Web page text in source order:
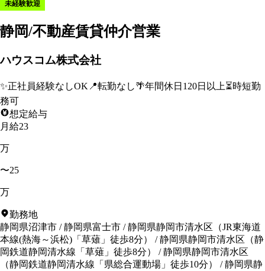
未経験歓迎
静岡/不動産賃貸仲介営業
ハウスコム株式会社
✨正社員経験なしOK 📍転勤なし🌴年間休日120日以上 ⏳時短勤
務可
想定給与
月給23
万
〜25
万
勤務地
静岡県沼津市 /静岡県富士市 /静岡県静岡市清水区 （JR東海道
本線(熱海～浜松)「草薙」徒歩8分） /静岡県静岡市清水区 （静
岡鉄道静岡清水線「草薙」徒歩8分） /静岡県静岡市清水区
（静岡鉄道静岡清水線「県総合運動場」徒歩10分） /静岡県静